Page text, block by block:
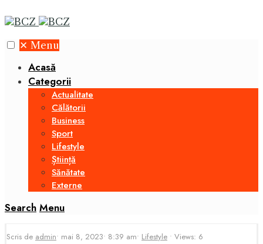
✕ Menu
Acasă
Categorii
Actualitate
Călătorii
Business
Sport
Lifestyle
Știință
Sănătate
Externe
Search Menu
Scris de admin• mai 8, 2023• 8:39 am• Lifestyle • Views: 6